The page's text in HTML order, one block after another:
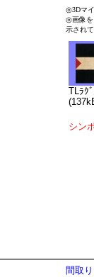
◎3Dマ
◎画像を
示され
TLﾗｸ
シン
間取